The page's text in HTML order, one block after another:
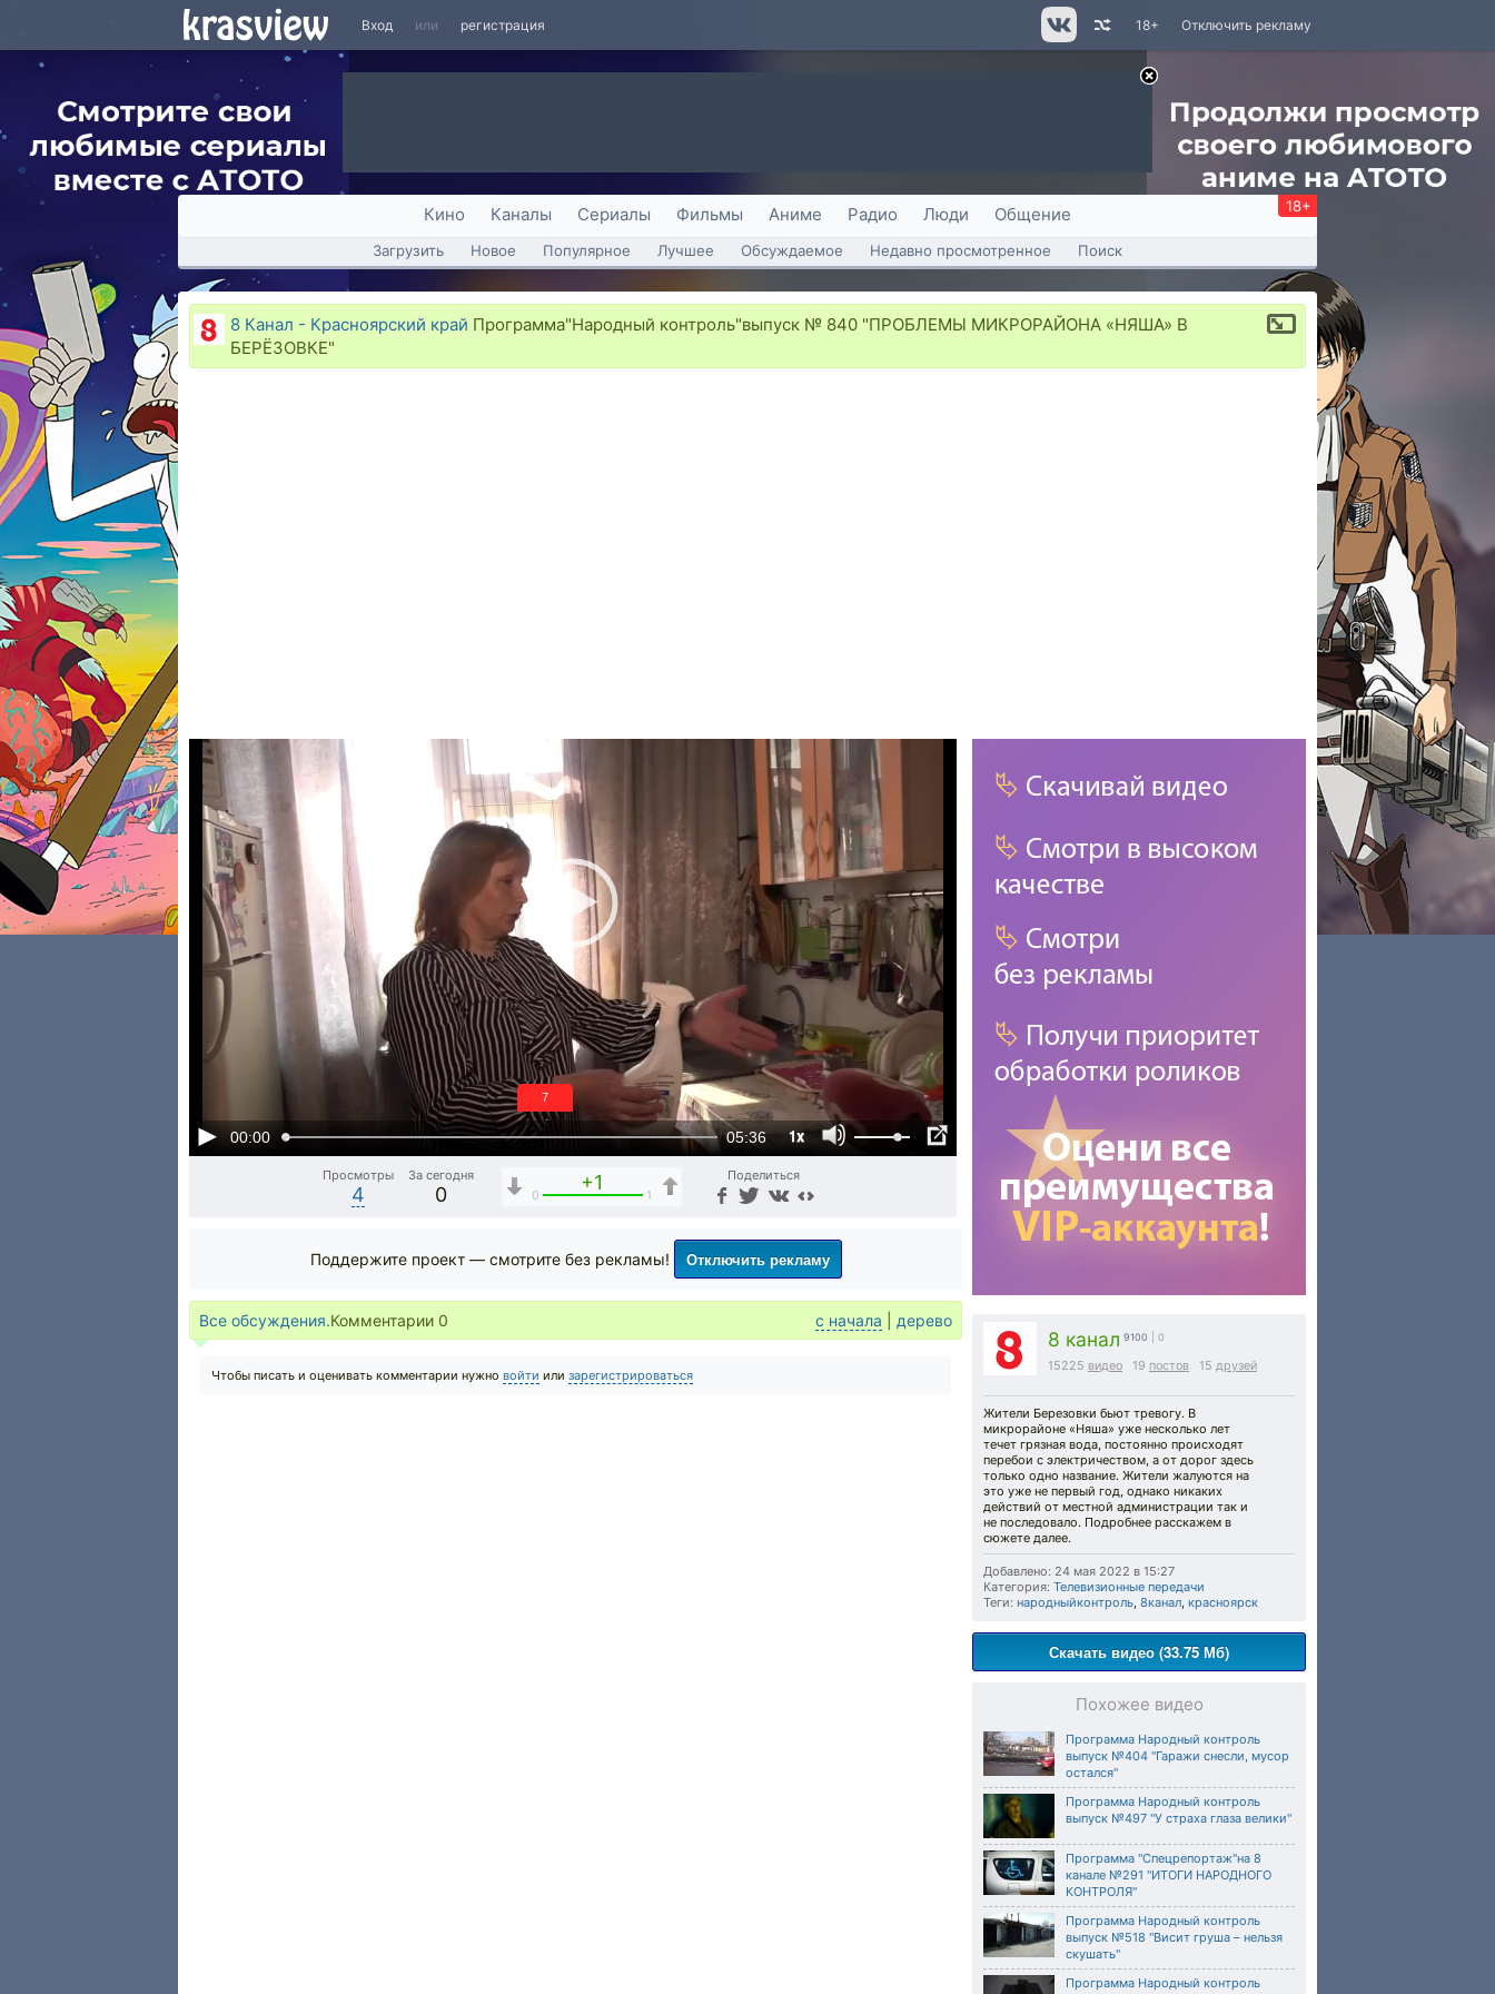
Вход или регистрация Отключить рекламу
18+
Кино Каналы Сериалы Фильмы Аниме Радио Люди Общение 18+
Загрузить Новое Популярное Лучшее Обсуждаемое Недавно просмотренное Поиск
8 Канал - Красноярский край Программа"Народный контроль"выпуск № 840 "ПРОБЛЕМЫ МИКРОРАЙОНА «НЯША» В
БЕРЁЗОВКЕ"
00:00 05:36 1x
6
Просмотры
4
За сегодня
0
+1
0 1
Поделиться
8 канал 9100 | 0
15225 видео 19 постов 15 друзей
Жители Березовки бьют тревогу. В
микрорайоне «Няша» уже несколько лет
течет грязная вода, постоянно происходят
перебои с электричеством, а от дорог здесь
только одно название. Жители жалуются на
это уже не первый год, однако никаких
действий от местной администрации так и
не последовало. Подробнее расскажем в
сюжете далее.
Добавлено: 24 мая 2022 в 15:27
Категория: Телевизионные передачи
Теги: народныйконтроль 8канал красноярск
Скачать видео (33.75 Мб)
Похожее видео
Программа Народный контроль
выпуск №404 "Гаражи снесли, мусор
остался"
Программа Народный контроль
выпуск №497 "У страха глаза велики"
Программа "Спецрепортаж"на 8
канале №291 "ИТОГИ НАРОДНОГО
КОНТРОЛЯ"
Программа Народный контроль
выпуск №518 "Висит груша – нельзя
скушать"
Программа Народный контроль
Поддержите проект — смотрите без рекламы! Отключить рекламу
Все обсуждения.Комментарии 0 с начала дерево
Чтобы писать и оценивать комментарии нужно войти или зарегистрироваться